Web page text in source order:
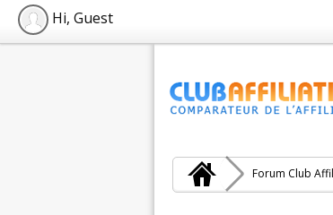
Hi, Guest
Forum Club